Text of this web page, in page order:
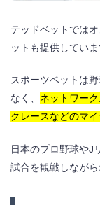
テッドベットでは
ットも提供していま
スポーツベットは
なく、 ネットワー
クレースなどのマ
日本のプロ野球やJ
試合を観戦しなが